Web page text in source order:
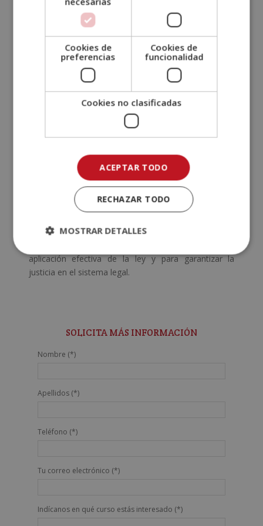
Ejemplos ilustrativos:
Para clarificar estas
diferencias, consideremos un
delito de acción
como el robo , donde el acusado realiza
activamente la acción de tomar propiedad ajena.
Por otro lado, en un
delito de omisión como la
una situación de emergenciacuando existe un
deber legal de ayudar constituiría el delito.
Te puede interesar:¿Qué es un
Compliance Officer?
Comprender los delitos de acción y omisión es
derecho penal. Reconocer las diferencias clave entre
aplicación efectiva de la ley y para garantizar la
justicia en el sistema legal.
SOLICITA MÁS INFORMACIÓN
Nombre (*)
Apellidos (*)
Teléfono (*)
Tu correo electrónico (*)
Indícanos en qué curso estás interesado (*)
Cookies de
preferencias
Cookies de
funcionalidad
Cookies no clasificadas
ACEPTAR TODO
RECHAZAR TODO
MOSTRAR DETALLES